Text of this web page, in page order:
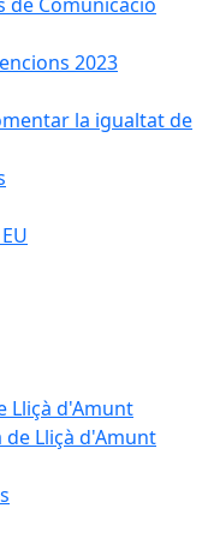
2023
la igualtat de
Lliçà d'Amunt
Lliçà d'Amunt